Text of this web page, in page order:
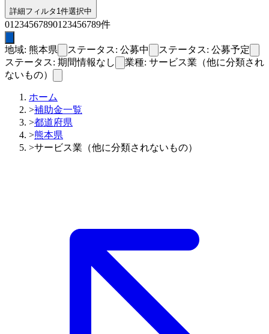
詳細フィルタ 1件選択中
01 2345678901 23456789件
地域: 熊本県 ステータス: 公募中
ステータス: 公募予定
ステータス: 期間情報なし
業種: サービス業（他に分類され
ないもの）
ホーム
>補助金一覧
>都道府県
>熊本県
>サービス業（他に分類されないもの）